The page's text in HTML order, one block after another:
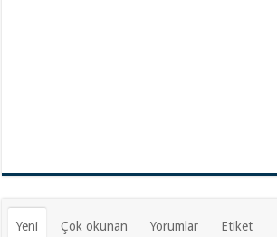
Yeni Çok okunan Yorumlar Etiket